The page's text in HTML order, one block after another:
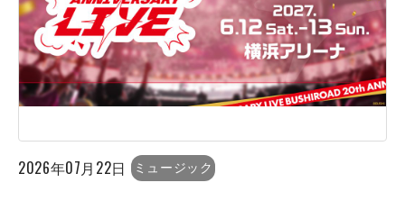
2026年07月22日 ミュージック